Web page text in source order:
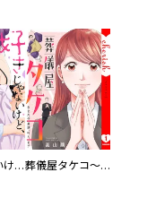
好きじゃないけど、抱いてください【電子単行本版／特典おまけ付き】 葬儀屋タケコ～あなたの最期、叶えます【電子単行本版】